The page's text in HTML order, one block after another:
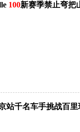
100新赛季禁止弯把
站千名车手挑战百里